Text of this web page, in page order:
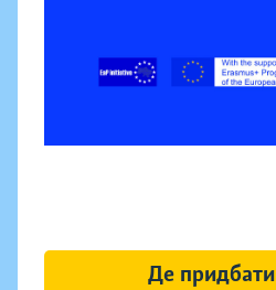
Де придбати